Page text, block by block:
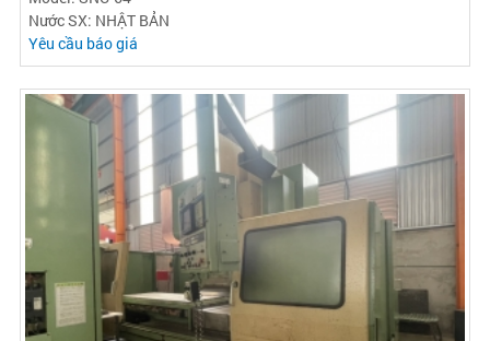
Nước SX: NHẬT BẢN
Yêu cầu báo giá